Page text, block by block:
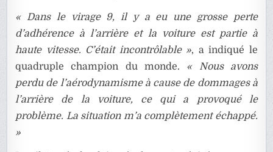
« Dans le virage 9, il y a eu une grosse perte
d’adhérence à l’arrière et la voiture est partie à
haute vitesse. C’était incontrôlable », a indiqué le
quadruple champion du monde. « Nous avons
perdu de l’aérodynamisme à cause de dommages à
l’arrière de la voiture, ce qui a provoqué le
problème. La situation m’a complètement échappé.
»